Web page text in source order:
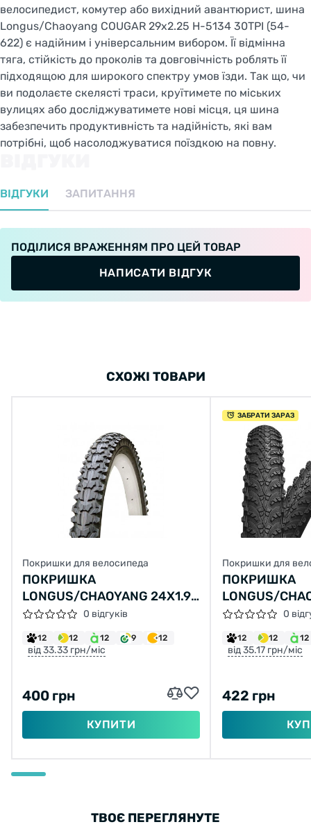
велосипедист, комутер або вихідний авантюрист, шина
Longus/Chaoyang COUGAR 29x2.25 H-5134 30TPI (54-
622) є надійним і універсальним вибором. Її відмінна
тяга, стійкість до проколів та довговічність роблять її
підходящою для широкого спектру умов їзди. Так що, чи
ви подолаєте скелясті траси, круїтимете по міських
вулицях або досліджуватимете нові місця, ця шина
забезпечить продуктивність та надійність, які вам
потрібні, щоб насолоджуватися поїздкою на повну.
ВІДГУКИ ЗАПИТАННЯ
ПОДІЛИСЯ ВРАЖЕННЯМ ПРО ЦЕЙ ТОВАР
НАПИСАТИ ВІДГУК
СХОЖІ ТОВАРИ
Покришки для велосипеда
ПОКРИШКА
LONGUS/CHAOYANG 24X1.95
Н-554 (47-507)
0 відгуків
12 12 12 9 12
від 33.33 грн/міс
400 грн
КУПИТИ
ЗАБРАТИ ЗАРАЗ
Покришки для
ПОКРИШКА
LONGUS/
H-5150 (50-
0
12 12 12
від 35.17 грн/міс
422 грн
ТВОЄ ПЕРЕГЛЯНУТЕ